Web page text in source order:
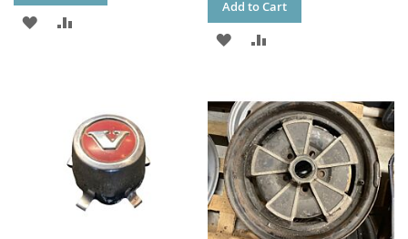
ADD
Add to Cart
ADD
WISH
LIST
COMPARE